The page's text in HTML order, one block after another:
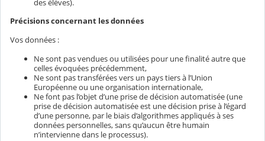
Précisions concernant les données
Vos données :
Ne sont pas vendues ou utilisées pour une finalité autre que
celles évoquées précédemment,
Ne sont pas transférées vers un pays tiers à l’Union
Européenne ou une organisation internationale,
Ne font pas l’objet d’une prise de décision automatisée (une
prise de décision automatisée est une décision prise à l’égard
d’une personne, par le biais d’algorithmes appliqués à ses
données personnelles, sans qu’aucun être humain
n’intervienne dans le processus).